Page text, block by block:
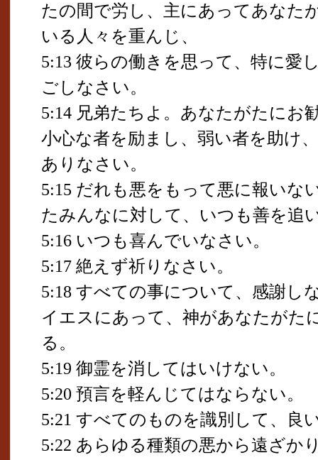
たの間で労し、主にあってあなた
いる人々を重んじ、
5:13 彼らの働きを思って、特に愛
ごしなさい。
5:14 兄弟たちよ。あなたがたにお
小心な者を励まし、弱い者を助け
ありなさい。
5:15 だれも悪をもって悪に報いな
たみんなに対して、いつも善を追
5:16 いつも喜んでいなさい。
5:17 絶えず祈りなさい。
5:18 すべての事について、感謝し
イエスにあって、神があなたがた
る。
5:19 御霊を消してはいけない。
5:20 預言を軽んじてはならない。
5:21 すべてのものを識別して、良
5:22 あらゆる種類の悪から遠ざか